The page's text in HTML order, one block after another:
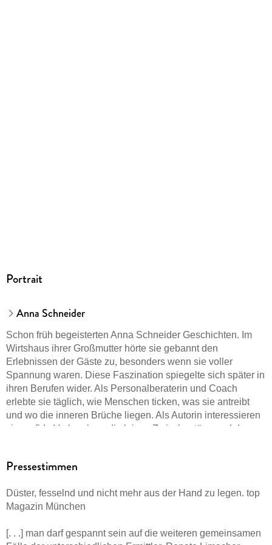
Portrait
Anna Schneider
Schon früh begeisterten Anna Schneider Geschichten. Im
Wirtshaus ihrer Großmutter hörte sie gebannt den
Erlebnissen der Gäste zu, besonders wenn sie voller
Spannung waren. Diese Faszination spiegelte sich später in
ihren Berufen wider. Als Personalberaterin und Coach
erlebte sie täglich, wie Menschen ticken, was sie antreibt
und wo die inneren Brüche liegen. Als Autorin interessieren
sie perfide Verbrechen, die leisen Zwischentöne und das,
Wie gut kennen wir die Menschen, die uns am nächsten
Serie um das ungleiche Ermittlerduo Alexa Jahn und
Bernhard Krammer sind SPIEGEL-Bestseller, »Blut für Blut«
lebt mit ihrer Familie in der Nähe von München.
Pressestimmen
Düster, fesselnd und nicht mehr aus der Hand zu legen. top
Magazin München
[. . .] man darf gespannt sein auf die weiteren gemeinsamen